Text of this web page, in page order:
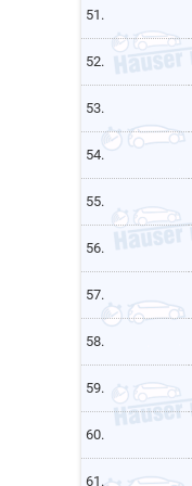
51.
52.
53.
54.
55.
56.
57.
58.
59.
60.
61.